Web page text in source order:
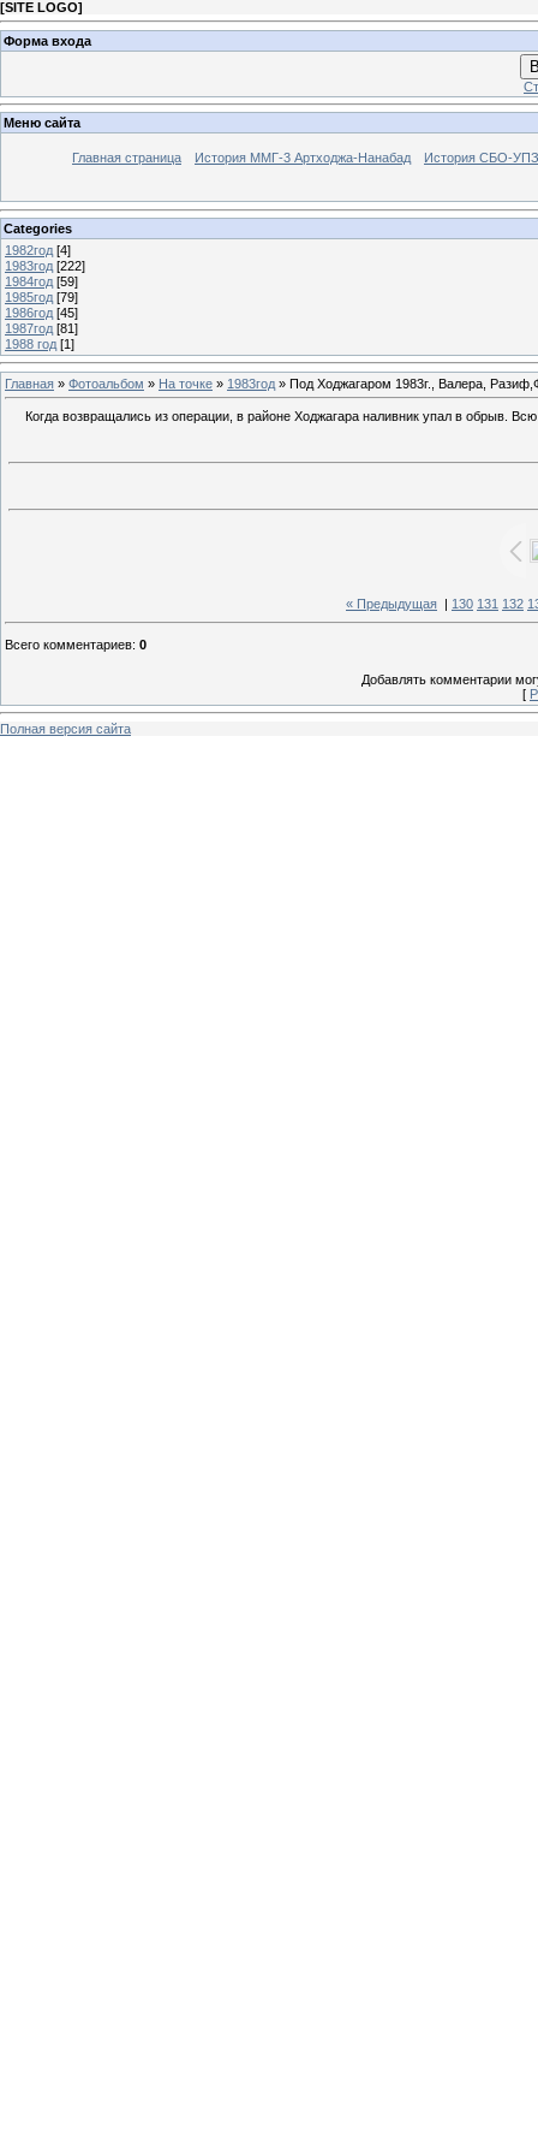
[SITE LOGO]
Форма входа
Меню сайта
Главная страница История ММГ-3 Артходжа-Нанабад История СБО-УПЗ
Categories
1982год [4]
1983год [222]
1984год [59]
1985год [79]
1986год [45]
1987год [81]
1988 год [1]
Главная » Фотоальбом » На точке » 1983год » Под Ходжагаром 1983г., Валера,
Когда возвращались из операции, в районе Ходжагара наливник упал в обрыв.
« Предыдущая 130 131 132
Всего комментариев: 0
Добавлять комментарии
[
Полная версия сайта